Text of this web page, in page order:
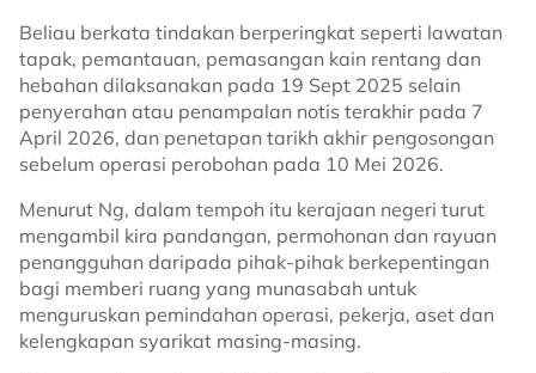
Beliau berkata tindakan berperingkat seperti lawatan
tapak, pemantauan, pemasangan kain rentang dan
hebahan dilaksanakan pada 19 Sept 2025 selain
penyerahan atau penampalan notis terakhir pada 7
April 2026, dan penetapan tarikh akhir pengosongan
sebelum operasi perobohan pada 10 Mei 2026.
Menurut Ng, dalam tempoh itu kerajaan negeri turut
mengambil kira pandangan, permohonan dan rayuan
penangguhan daripada pihak-pihak berkepentingan
bagi memberi ruang yang munasabah untuk
menguruskan pemindahan operasi, pekerja, aset dan
kelengkapan syarikat masing-masing.